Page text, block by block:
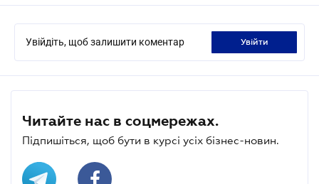
Увійдіть, щоб залишити коментар увійти
Читайте нас в соцмережах.
Підпишіться, щоб бути в курсі усіх бізнес-новин.